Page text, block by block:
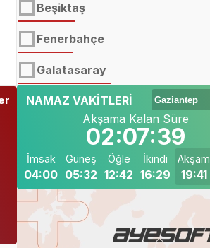
Beşiktaş
Fenerbahçe
Galatasaray
NAMAZ VAKİTLERİ
Akşama Kalan Süre
02:07:38
İmsak
04:00
Güneş
05:32
Öğle
12:42
İkindi
16:29
Akşam
19:41